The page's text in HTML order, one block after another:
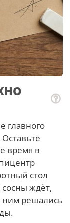
главного
время в
стол
сосны ждёт,
ним решались